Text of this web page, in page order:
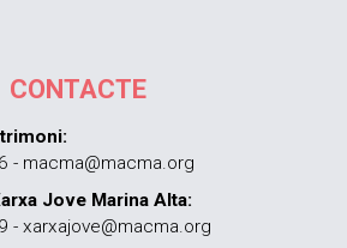
CONTACTE
- macma@macma.org
Jove Marina Alta:
- xarxajove@macma.org